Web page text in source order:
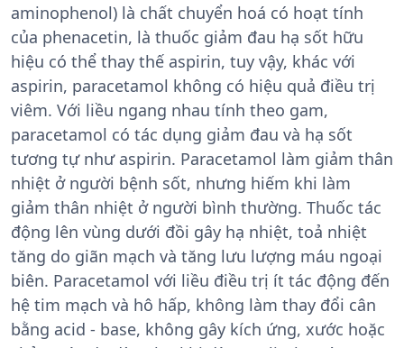
aminophenol) là chất chuyển hoá có hoạt tính
của phenacetin, là thuốc giảm đau hạ sốt hữu
hiệu có thể thay thế aspirin, tuy vậy, khác với
aspirin, paracetamol không có hiệu quả điều trị
viêm. Với liều ngang nhau tính theo gam,
paracetamol có tác dụng giảm đau và hạ sốt
tương tự như aspirin. Paracetamol làm giảm thân
nhiệt ở người bệnh sốt, nhưng hiếm khi làm
giảm thân nhiệt ở người bình thường. Thuốc tác
động lên vùng dưới đồi gây hạ nhiệt, toả nhiệt
tăng do giãn mạch và tăng lưu lượng máu ngoại
biên. Paracetamol với liều điều trị ít tác động đến
hệ tim mạch và hô hấp, không làm thay đổi cân
bằng acid - base, không gây kích ứng, xước hoặc